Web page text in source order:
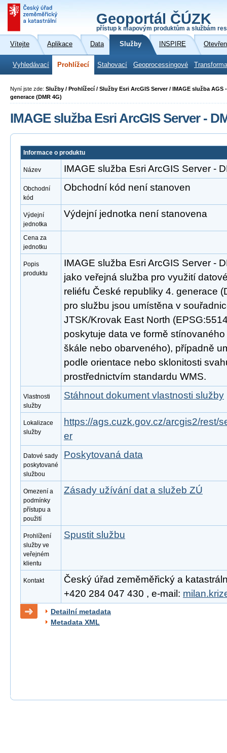
Geoportál ČÚZK
přístup k mapovým produktům a službám
Vítejte Aplikace Data Služby INSPIRE
Vyhledávací Prohlížecí Stahovací Geoprocessingové
Nyní jste zde: Služby / Prohlížecí / Služby Esri ArcGIS Server / IMAGE služba
generace (DMR 4G)
IMAGE služba Esri ArcGIS Server -
Informace o produktu
Název IMAGE služba Esri ArcGIS Server -
Obchodní
kód
Obchodní kód není stanoven
Výdejní
jednotka
Výdejní jednotka není stanovena
Cena za
jednotku
Popis
produktu
IMAGE služba Esri ArcGIS Server -
jako veřejná služba pro využití
reliéfu České republiky 4. generace
pro službu jsou umístěna v
JTSK/Krovak East North
poskytuje data ve formě
škále nebo obarveného), případně
podle orientace nebo sklonitosti
prostřednictvím standardu WMS.
Vlastnosti
služby
Stáhnout dokument vlastnosti služby
Lokalizace
služby
https://ags.cuzk.gov.cz/arcgis2/rest/
er
Datové sady
poskytované
službou
Poskytovaná data
Omezení a
podmínky
přístupu a
použití
Zásady užívání dat a služeb ZÚ
Prohlížení
služby ve
veřejném
klientu
Spustit službu
Kontakt
Český úřad zeměměřický a
+420 284 047 430 , e-mail:
Detailní metadata
Metadata XML